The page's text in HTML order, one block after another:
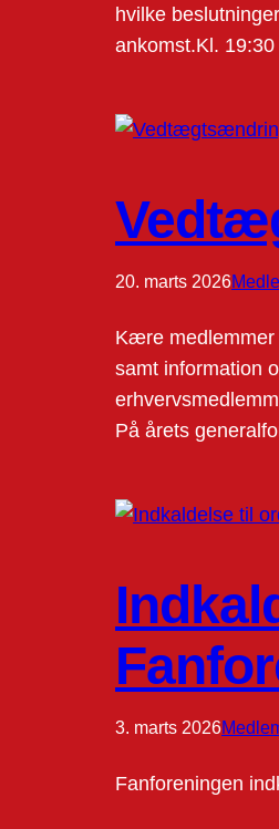
hvilke
ankomst.Kl.
20. marts 2026
Kære
samt information
På årets
3. marts 2026
Fanforeningen